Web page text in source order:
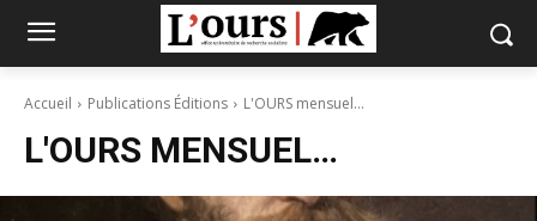
Accueil Publications Éditions L'OURS mensuel…
L'OURS MENSUEL…